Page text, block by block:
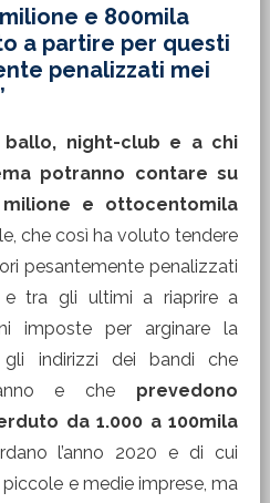
e 800mila
a partire per questi
penalizzati mei
ballo, night-club e a chi
potranno contare su
e ottocentomila
che così ha voluto tendere
pesantemente penalizzati
tra gli ultimi a riaprire a
imposte per arginare la
indirizzi dei bandi che
e che prevedono
da 1.000 a 100mila
l’anno 2020 e di cui
e medie imprese, ma